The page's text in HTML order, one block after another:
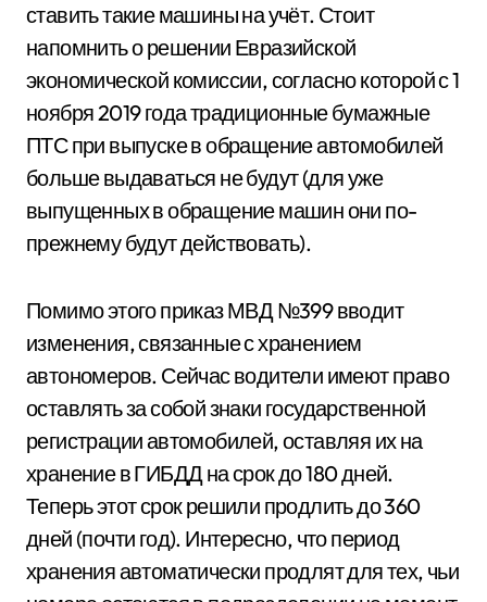
ставить такие машины на учёт. Стоит
напомнить о решении Евразийской
экономической комиссии, согласно которой с 1
ноября 2019 года традиционные бумажные
ПТС при выпуске в обращение автомобилей
больше выдаваться не будут (для уже
выпущенных в обращение машин они по-
прежнему будут действовать).
Помимо этого приказ МВД №399 вводит
изменения, связанные с хранением
автономеров. Сейчас водители имеют право
оставлять за собой знаки государственной
регистрации автомобилей, оставляя их на
хранение в ГИБДД на срок до 180 дней.
Теперь этот срок решили продлить до 360
дней (почти год). Интересно, что период
хранения автоматически продлят для тех, чьи